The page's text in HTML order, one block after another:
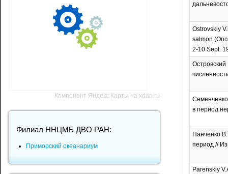
Ostrovskiy
salmon
2-10 Sept.
Островский
в период
Панченко
период //
Parenskiy
Компонент Яндекс Карты на xdan.ru
Филиал ННЦМБ ДВО РАН:
Приморский океанариум